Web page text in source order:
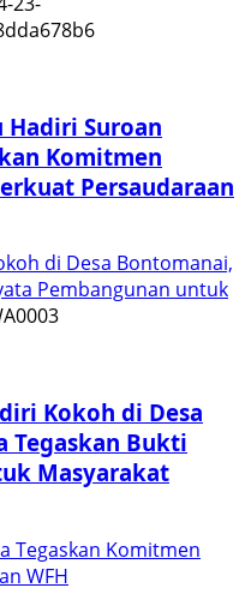
Suroan
Komitmen
Persaudaraan
di Desa Bontomanai,
Pembangunan untuk
Kokoh di Desa
Tegaskan Bukti
Masyarakat
Tegaskan Komitmen
WFH